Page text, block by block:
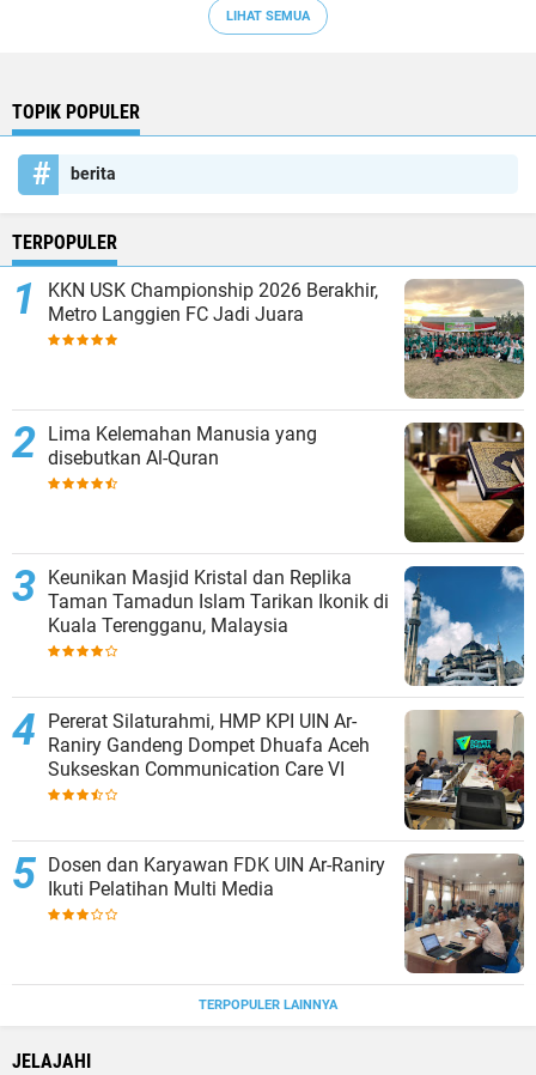
LIHAT SEMUA
TOPIK POPULER
berita
TERPOPULER
KKN USK Championship 2026 Berakhir,
Metro Langgien FC Jadi Juara
Lima Kelemahan Manusia yang
disebutkan Al-Quran
Keunikan Masjid Kristal dan Replika
Taman Tamadun Islam Tarikan Ikonik di
Kuala Terengganu, Malaysia
Pererat Silaturahmi, HMP KPI UIN Ar-
Raniry Gandeng Dompet Dhuafa Aceh
Sukseskan Communication Care VI
Dosen dan Karyawan FDK UIN Ar-Raniry
Ikuti Pelatihan Multi Media
TERPOPULER LAINNYA
JELAJAHI